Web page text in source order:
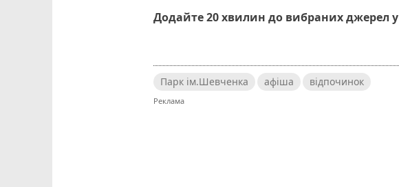
Додайте 20 хвилин до вибраних джерел у
Парк ім.Шевченка афіша відпочинок